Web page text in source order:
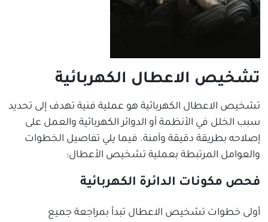
تشخيص الاعطال الكهربائية
تشخيص الاعطال الكهربائية هو عملية فنية تهدف إلى تحديد
سبب الخلل في الأنظمة أو الدوائر الكهربائية والعمل على
إصلاحه بطريقة دقيقة وآمنة. فيما يلي تفاصيل الخطوات
والعوامل المرتبطة بعملية تشخيص الأعطال:
فحص مكونات الدائرة الكهربائية
أولى خطوات تشخيص الاعطال تبدأ بمراجعة جميع